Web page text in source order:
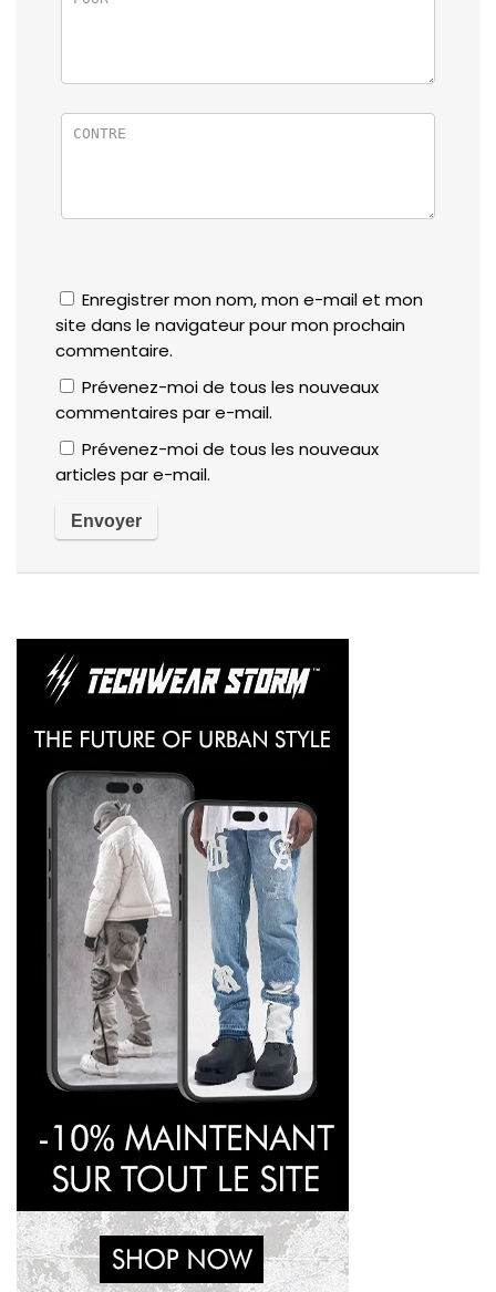
Enregistrer mon nom, mon e-mail et mon
site dans le navigateur pour mon prochain
commentaire.
Prévenez-moi de tous les nouveaux
commentaires par e-mail.
Prévenez-moi de tous les nouveaux
articles par e-mail.